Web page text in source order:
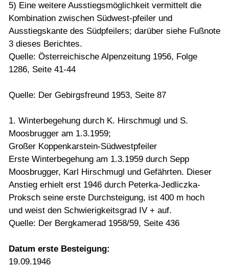
5) Eine weitere Ausstiegsmöglichkeit vermittelt die
Kombination zwischen Südwest-pfeiler und
Ausstiegskante des Südpfeilers; darüber siehe Fußnote
3 dieses Berichtes.
Quelle: Österreichische Alpenzeitung 1956, Folge
1286, Seite 41-44
Quelle: Der Gebirgsfreund 1953, Seite 87
1. Winterbegehung durch K. Hirschmugl und S.
Moosbrugger am 1.3.1959;
Großer Koppenkarstein-Südwestpfeiler
Erste Winterbegehung am 1.3.1959 durch Sepp
Moosbrugger, Karl Hirschmugl und Gefährten. Dieser
Anstieg erhielt erst 1946 durch Peterka-Jedliczka-
Proksch seine erste Durchsteigung, ist 400 m hoch
und weist den Schwierigkeitsgrad IV + auf.
Quelle: Der Bergkamerad 1958/59, Seite 436
Datum erste Besteigung:
19.09.1946